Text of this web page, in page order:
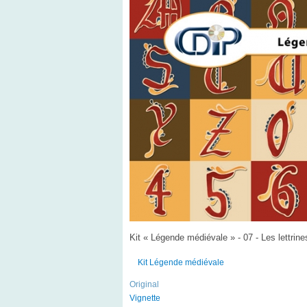
Kit « Légende médiévale » - 07 - Les
Kit Légende médiévale
Original
Vignette